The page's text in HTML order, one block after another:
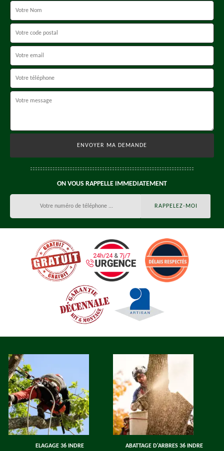
ON VOUS RAPPELLE IMMEDIATEMENT
ELAGAGE 36 INDRE ABATTAGE D'ARBRES 36 INDRE